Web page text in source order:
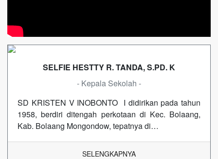
SELFIE HESTTY R. TANDA, S.PD. K
- Kepala Sekolah -
SD KRISTEN V INOBONTO I didirikan pada tahun
1958, berdiri ditengah perkotaan di Kec. Bolaang,
Kab. Bolaang Mongondow, tepatnya di…
SELENGKAPNYA